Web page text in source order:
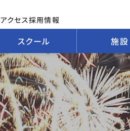
スクール 施設
アクセス採用情報